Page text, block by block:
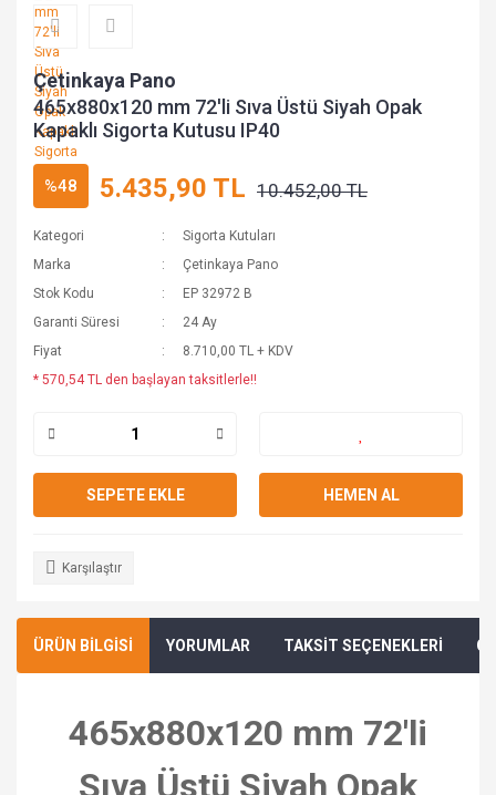
Çetinkaya Pano
465x880x120 mm 72'li Sıva Üstü Siyah Opak
Kapaklı Sigorta Kutusu IP40
%48 5.435,90 TL 10.452,00 TL
Kategori
Sigorta Kutuları
Marka
Çetinkaya Pano
Stok Kodu
EP 32972 B
Garanti Süresi
24 Ay
Fiyat
8.710,00 TL + KDV
* 570,54 TL den başlayan taksitlerle!!
SEPETE EKLE HEMEN AL
Karşılaştır
ÜRÜN BİLGİSİ YORUMLAR TAKSİT SEÇENEKLERİ
465x880x120 mm 72'li
Sıva Üstü Siyah Opak